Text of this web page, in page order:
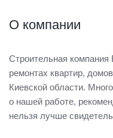
О компании
Строительная
ремонтах квартир,
Киевской области.
о нашей работе,
нельзя лучше